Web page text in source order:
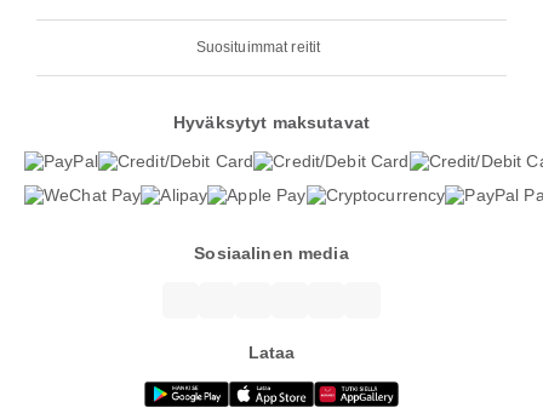
Suosituimmat reitit
Hyväksytyt maksutavat
Sosiaalinen media
Lataa